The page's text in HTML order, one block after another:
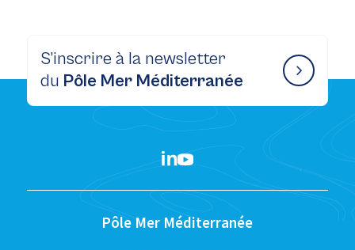
S’inscrire à la newsletter
du Pôle Mer Méditerranée
Pôle Mer Méditerranée